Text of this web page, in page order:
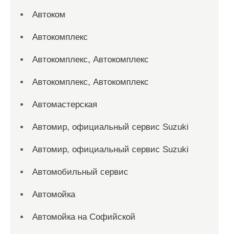
Автоком
Автокомплекс
Автокомплекс, Автокомплекс
Автокомплекс, Автокомплекс
Автомастерская
Автомир, официальный сервис Suzuki
Автомир, официальный сервис Suzuki
Автомобильный сервис
Автомойка
Автомойка на Софийской